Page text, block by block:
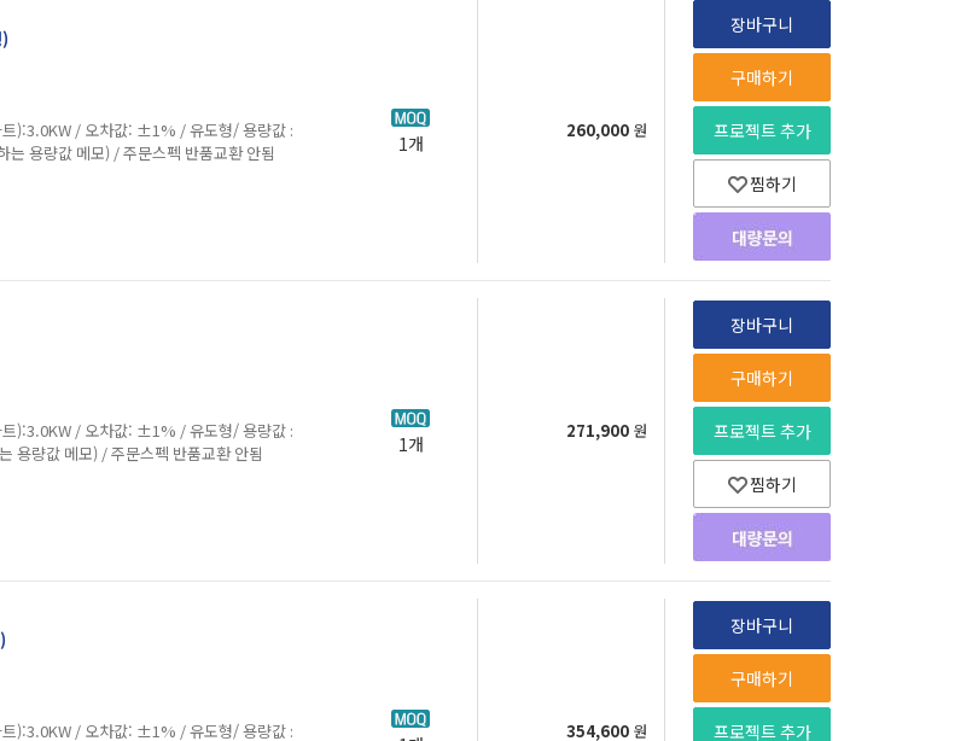
: ±1% / 유도형/ 용량값 :
용량값 메모) / 주문스펙 반품교환 안됨
1개
260,000 원
장바구니
구매하기
프로젝트 추가
찜하기
: ±1% / 유도형/ 용량값 :
용량값 메모) / 주문스펙 반품교환 안됨
1개
271,900 원
장바구니
구매하기
프로젝트 추가
찜하기
: ±1% / 유도형/ 용량값 :
354,600 원
장바구니
구매하기
프로젝트 추가